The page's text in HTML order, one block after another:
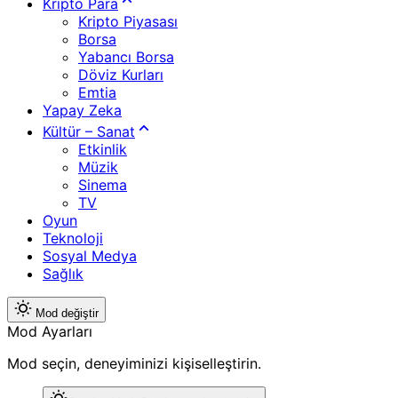
Kripto Para
Kripto Piyasası
Borsa
Yabancı Borsa
Döviz Kurları
Emtia
Yapay Zeka
Kültür – Sanat
Etkinlik
Müzik
Sinema
TV
Oyun
Teknoloji
Sosyal Medya
Sağlık
Mod değiştir
Mod Ayarları
Mod seçin, deneyiminizi kişiselleştirin.